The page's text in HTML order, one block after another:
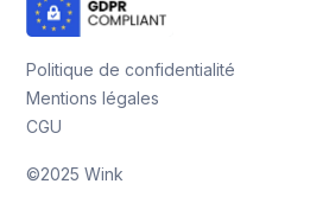
©2025 Wink
Politique de confidentialité
Mentions légales
CGU